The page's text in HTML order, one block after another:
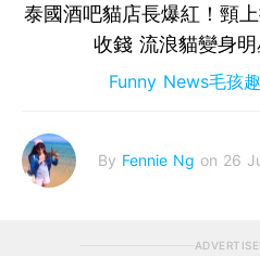
泰國酒吧貓店長爆紅！頸
收錢 流浪貓變身明
Funny News毛孩
By Fennie Ng on 26